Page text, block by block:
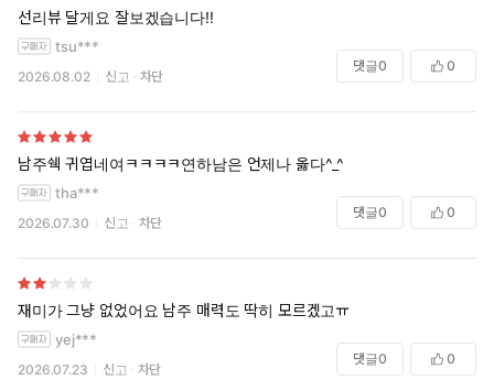
선리뷰 달게요 잘보겠습니다!!
tsu***
2026.08.02 신고 차단
댓글0 0
남주쉑 귀엽네여ㅋㅋㅋㅋ연하남은 언제나 옳다^_^
tha***
2026.07.30 신고 차단
댓글0 0
재미가 그냥 없었어요 남주 매력도 딱히 모르겠고ㅠ
yej***
2026.07.23 신고 차단
댓글0 0